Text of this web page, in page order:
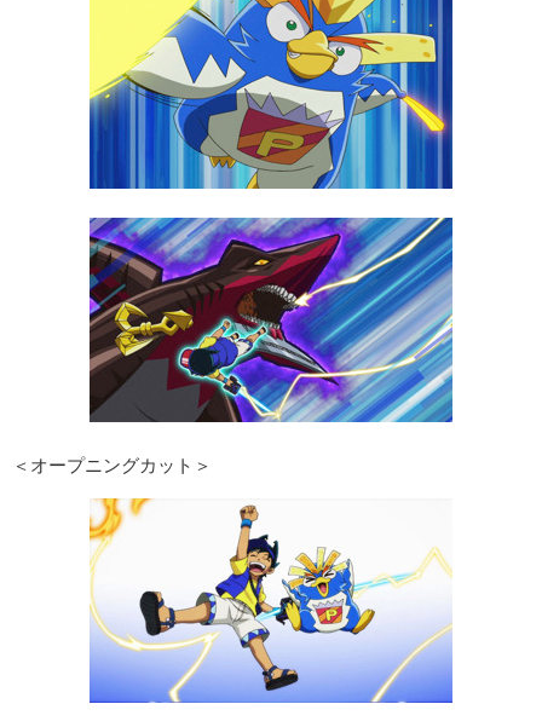
＜オープニングカット＞